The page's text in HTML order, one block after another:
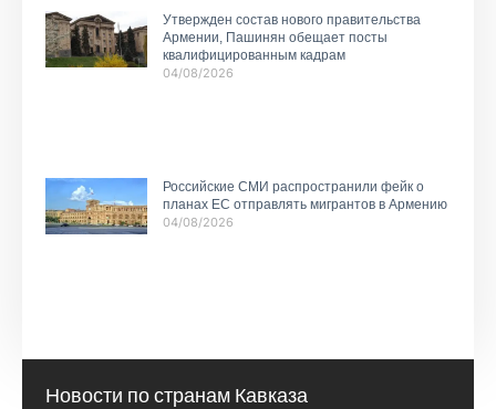
Утвержден состав нового правительства
Армении, Пашинян обещает посты
квалифицированным кадрам
04/08/2026
Российские СМИ распространили фейк о
планах ЕС отправлять мигрантов в Армению
04/08/2026
Новости по странам Кавказа